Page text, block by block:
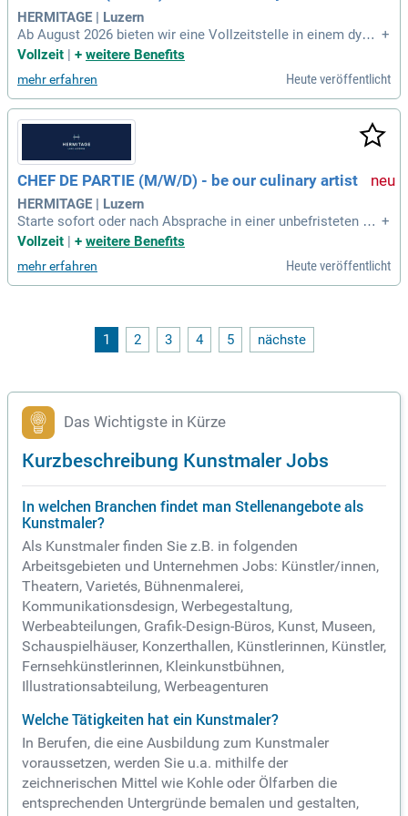
HERMITAGE | Luzern
Ab August 2026 bieten wir eine Vollzeitstelle in einem dyna
mischen Team, in dem deine Ideen willkommen sind. Erlebe
alte aktiv unsere Menüvielfalt mit!
+
Vollzeit | + weitere Benefits
mehr erfahren Heute veröffentlicht
CHEF DE PARTIE (M/​W/​D) - be our culinary artist
HERMITAGE | Luzern
Starte sofort oder nach Absprache in einer unbefristeten Vo
llzeitstelle. Verstärke unser dynamisches Team von Mitte M
n!
+
Vollzeit | + weitere Benefits
mehr erfahren Heute veröffentlicht
1 2 3 4 5 nächste
Das Wichtigste in Kürze
Kurzbeschreibung Kunstmaler Jobs
In welchen Branchen findet man Stellenangebote als
Kunstmaler?
Als Kunstmaler finden Sie z.B. in folgenden
Arbeitsgebieten und Unternehmen Jobs: Künstler/innen,
Theatern, Varietés, Bühnenmalerei,
Kommunikationsdesign, Werbegestaltung,
Werbeabteilungen, Grafik-Design-Büros, Kunst, Museen,
Schauspielhäuser, Konzerthallen, Künstlerinnen, Künstler,
Fernsehkünstlerinnen, Kleinkunstbühnen,
Illustrationsabteilung, Werbeagenturen
Welche Tätigkeiten hat ein Kunstmaler?
In Berufen, die eine Ausbildung zum Kunstmaler
voraussetzen, werden Sie u.a. mithilfe der
zeichnerischen Mittel wie Kohle oder Ölfarben die
entsprechenden Untergründe bemalen und gestalten,